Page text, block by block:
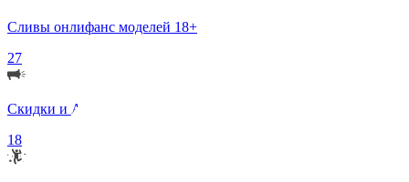
Сливы онлифанс моделей 18+
27
Скидки и Акции
18